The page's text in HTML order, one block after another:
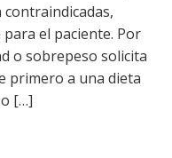
el paciente. Por
o sobrepeso solicita
primero a una dieta
[…]